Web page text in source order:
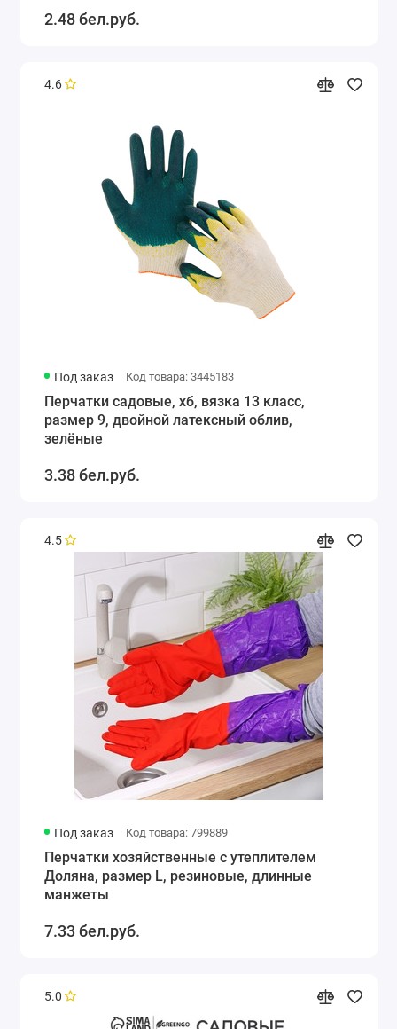
2.48 бел.руб.
4.6
Под заказ Код товара: 3445183
Перчатки садовые, хб, вязка 13 класс,
размер 9, двойной латексный облив,
зелёные
3.38 бел.руб.
4.5
Под заказ Код товара: 799889
Перчатки хозяйственные с утеплителем
Доляна, размер L, резиновые, длинные
манжеты
7.33 бел.руб.
5.0